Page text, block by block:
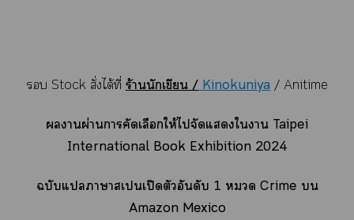
 Stock สั่งได้ที่ ร้านนักเขียน/Kinokuniya / Anitime
านผ่านาคัดเลือกให้ไจัดแใา Taipei
International Book Exhibition 2024
ฉบับแาาเเปิดตัวอันดับ 1  Crime 
Amazon Mexico